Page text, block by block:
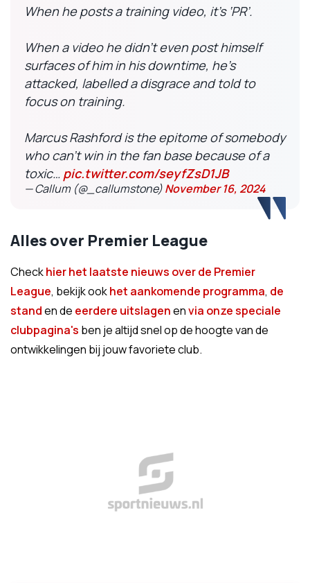
When he posts a training video, it’s ‘PR’.
When a video he didn’t even post himself
surfaces of him in his downtime, he’s
attacked, labelled a disgrace and told to
focus on training.
Marcus Rashford is the epitome of somebody
who can’t win in the fan base because of a
toxic… pic.twitter.com/seyfZsD1JB
— Callum (@_callumstone)November 16, 2024
Alles over Premier League
Checkhier het laatste nieuws over de Premier
League, bekijk ookhet aankomende programma, de
standen de eerdere uitslagenenvia onze speciale
clubpagina's ben je altijd snel op de hoogte van de
ontwikkelingen bij jouw favoriete club.